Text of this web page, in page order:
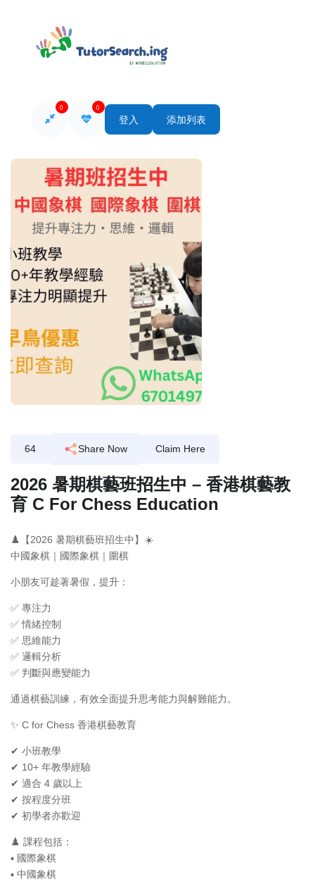
0 0
登入 添加列表
64 Share Now Claim Here
2026 暑期棋藝班招生中 – 香港棋藝教
育 C For Chess Education
♟️【2026 暑期棋藝班招生中】☀️
中國象棋｜國際象棋｜圍棋
小朋友可趁著暑假，提升：
✅ 專注力
✅ 情緒控制
✅ 思維能力
✅ 邏輯分析
✅ 判斷與應變能力
通過棋藝訓練，有效全面提升思考能力與解難能力。
✨ C for Chess 香港棋藝教育
✔ 小班教學
✔ 10+ 年教學經驗
✔ 適合 4 歲以上
✔ 按程度分班
✔ 初學者亦歡迎
♟️ 課程包括：
▪ 國際象棋
▪ 中國象棋